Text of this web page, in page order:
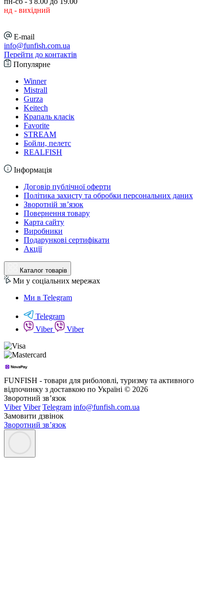
нд - вихідний
E-mail
info@funfish.com.ua
Перейти до контактів
Популярне
Winner
Mistrall
Gurza
Keitech
Крапаль класік
Favorite
STREAM
Бойли, пелетс
REALFISH
Інформація
Договір публічної оферти
Політика захисту та обробки персональних даних
Зворотній зв’язок
Повернення товару
Карта сайту
Виробники
Подарункові сертифікати
Акції
Каталог товарів
Ми у соціальних мережах
Ми в Telegram
Telegram
Viber
Viber
FUNFISH - товари для риболовлі, туризму та активного
відпочинку з доставкою по Україні © 2026
Зворотний зв’язок
Viber Viber Telegram info@funfish.com.ua
Замовити дзвінок
Зворотний зв’язок